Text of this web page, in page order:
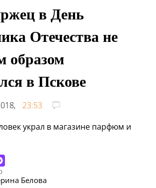
в День
Отечества не
образом
в Пскове
23:53
украл в магазине парфюм и
Белова